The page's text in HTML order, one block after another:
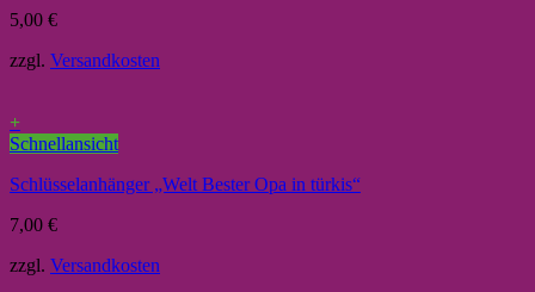
5,00 €
zzgl. Versandkosten
+
Schnellansicht
Schlüsselanhänger „Welt Bester Opa in türkis“
7,00 €
zzgl. Versandkosten